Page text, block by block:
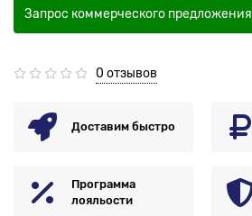
Запрос коммерческого предложения
0 отзывов
Доставим быстро
Программа
лояльости